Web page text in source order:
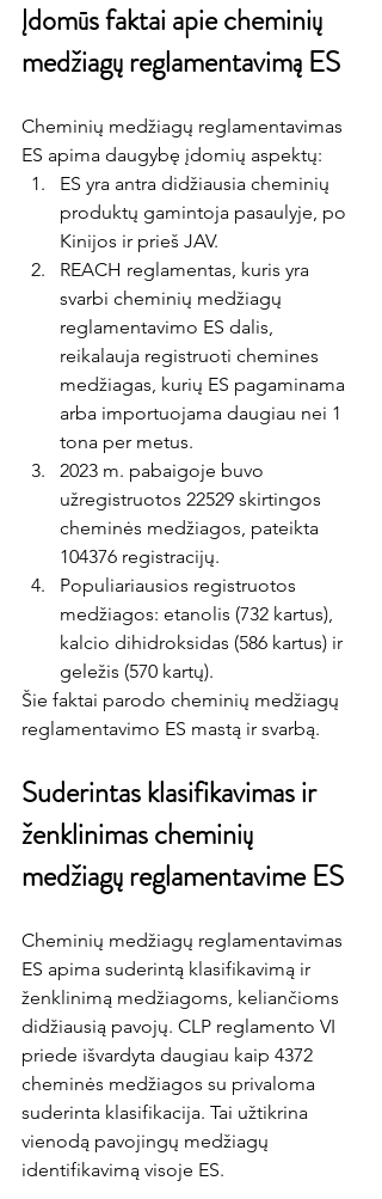
Įdomūs faktai apie cheminių
medžiagų reglamentavimą ES
Cheminių medžiagų reglamentavimas
ES apima daugybę įdomių aspektų:
ES yra antra didžiausia cheminių
produktų gamintoja pasaulyje, po
Kinijos ir prieš JAV.
REACH reglamentas, kuris yra
svarbi cheminių medžiagų
reglamentavimo ES dalis,
reikalauja registruoti chemines
medžiagas, kurių ES pagaminama
arba importuojama daugiau nei 1
tona per metus.
2023 m. pabaigoje buvo
užregistruotos 22529 skirtingos
cheminės medžiagos, pateikta
104376 registracijų.
Populiariausios registruotos
medžiagos: etanolis (732 kartus),
kalcio dihidroksidas (586 kartus) ir
geležis (570 kartų).
Šie faktai parodo cheminių medžiagų
reglamentavimo ES mastą ir svarbą.
Suderintas klasifikavimas ir
ženklinimas cheminių
medžiagų reglamentavime ES
Cheminių medžiagų reglamentavimas
ES apima suderintą klasifikavimą ir
ženklinimą medžiagoms, keliančioms
didžiausią pavojų. CLP reglamento VI
priede išvardyta daugiau kaip 4372
cheminės medžiagos su privaloma
suderinta klasifikacija. Tai užtikrina
vienodą pavojingų medžiagų
identifikavimą visoje ES.